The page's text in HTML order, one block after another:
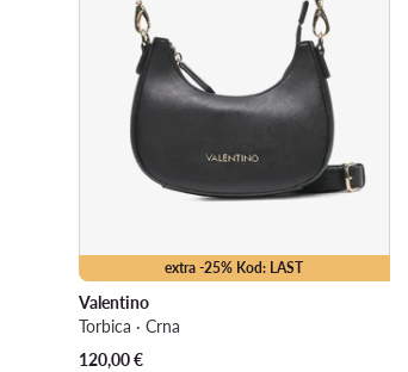
extra -25% Kod: LAST
Valentino
Torbica · Crna
120,00€